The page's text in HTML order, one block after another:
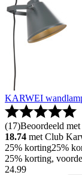
KARWEI
(17)Beoordeeld
18.74 met Club
25% korting25%
25% korting,
24.99